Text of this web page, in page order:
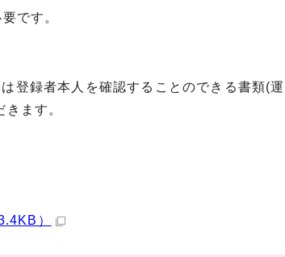
です。
録者本人を確認することのできる書類(
ます。
）